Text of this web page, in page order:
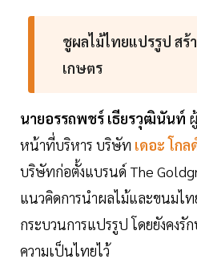
ชูผลไม้ไทยแปรรูป สร้
เกษตร
นายอรรถพชร์ เธียรวุฒินันท์
หน้าที่บริหาร บริษัท เดอะ โกล
บริษัทก่อตั้งแบรนด์ The
แนวคิดการนำผลไม้และขนมไ
กระบวนการแปรรูป โดยยังคง
ความเป็นไทยไว้